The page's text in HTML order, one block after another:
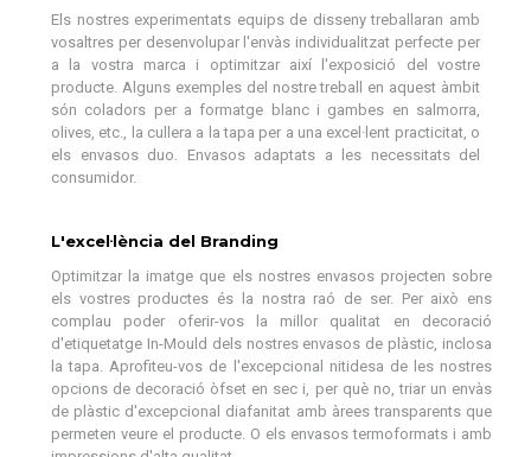
Els nostres experimentats equips de disseny treballaran amb
vosaltres per desenvolupar l'envàs individualitzat perfecte per
a la vostra marca i optimitzar així l'exposició del vostre
producte. Alguns exemples del nostre treball en aquest àmbit
són coladors per a formatge blanc i gambes en salmorra,
olives, etc., la cullera a la tapa per a una excel·lent practicitat, o
els envasos duo. Envasos adaptats a les necessitats del
consumidor.
L'excel·lència del Branding
Optimitzar la imatge que els nostres envasos projecten sobre
els vostres productes és la nostra raó de ser. Per això ens
complau poder oferir-vos la millor qualitat en decoració
d'etiquetatge In-Mould dels nostres envasos de plàstic, inclosa
la tapa. Aprofiteu-vos de l'excepcional nitidesa de les nostres
opcions de decoració òfset en sec i, per què no, triar un envàs
de plàstic d'excepcional diafanitat amb àrees transparents que
permeten veure el producte. O els envasos termoformats i amb